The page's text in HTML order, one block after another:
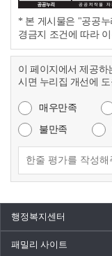
* 본 게시물은 "공공
경금지 조건에 따라
이 페이지에서 제공하
시면 누리집 개선에
매우만족
불만족
행정복지센터
패밀리 사이트